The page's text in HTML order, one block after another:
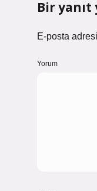
Bir yanıt
E-posta
Yorum